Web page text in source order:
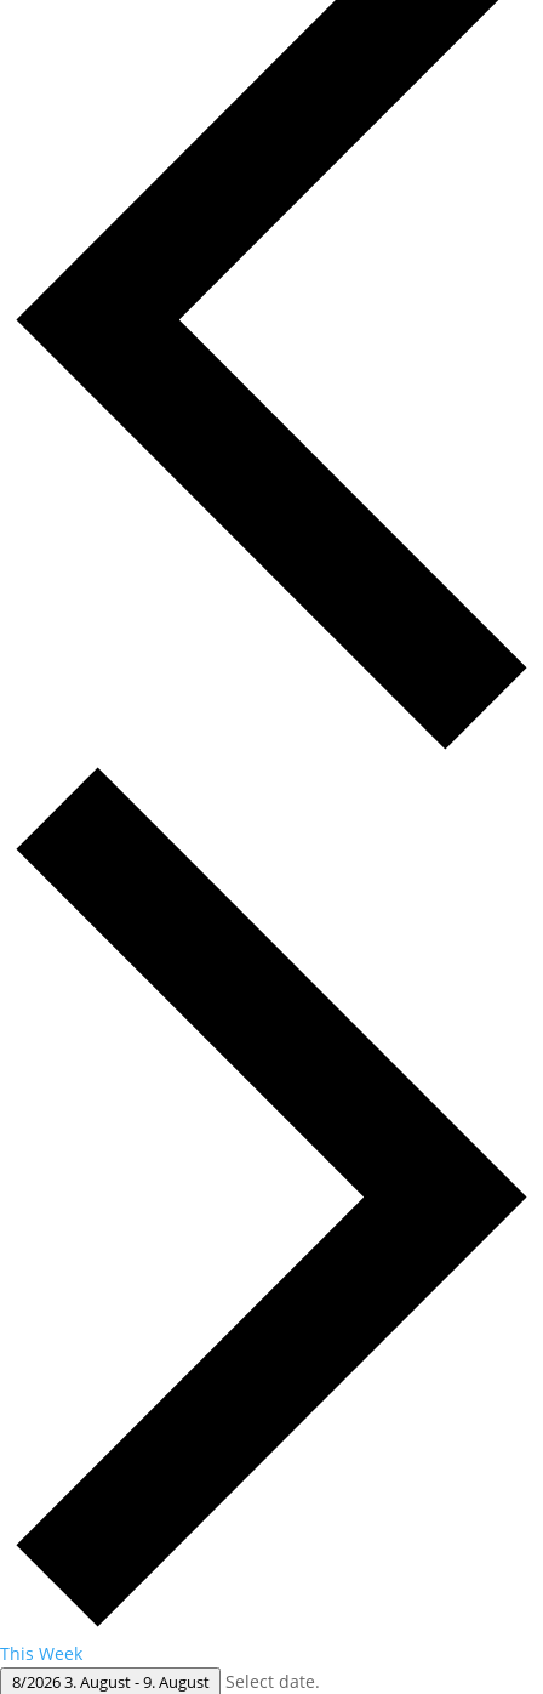
This Week
8/20263. August-9. August Select date.